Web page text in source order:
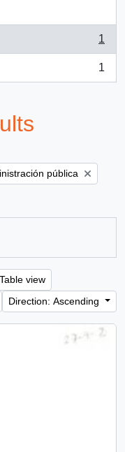
1
1
filter: pública
Table view
Direction: Ascending